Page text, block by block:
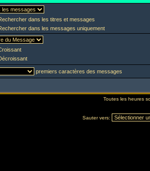
dans les titres et messages
dans les messages uniquement
premiers caractères des messages
Toutes les heures
Sauter vers: